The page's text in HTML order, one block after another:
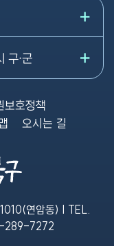
구·군
보호정책
오시는 길
연암동) | TEL.
289-7272